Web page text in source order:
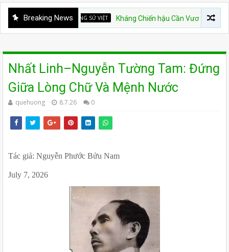
Breaking News
DÒNG SỬ VIỆT Kháng Chiến hậu Cần Vương và Ý Thức Mới
Nhất Linh–Nguyễn Tường Tam: Đứng
Giữa Lòng Chữ Và Mệnh Nước
quehuong 8.7.26 0
Tác giả: Nguyễn Phước Bửu Nam
July 7, 2026